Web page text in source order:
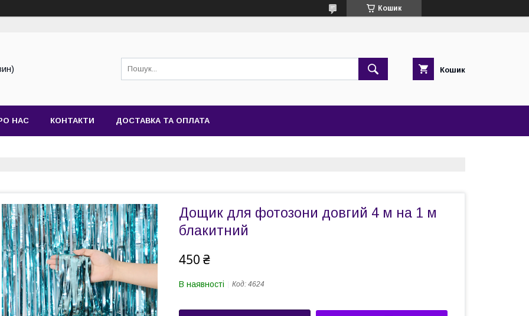
Кошик
Кошик
НАС КОНТАКТИ ДОСТАВКА ТА ОПЛАТА
Дощик для фотозони довгий 4 м на 1 м
блакитний
450 ₴
В наявності Код: 4624